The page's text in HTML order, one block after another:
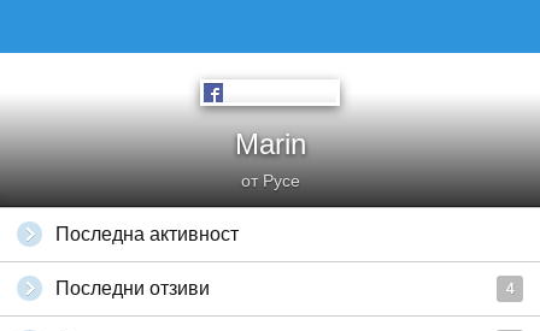
Marin
от Русе
Последна активност
Последни отзиви 4